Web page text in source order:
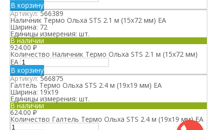
В корзину
Артикул:566389
Наличник Термо Ольха STS 2.1 м (15х72 мм) ЕА
Ширина: 72
Единицы измерения: шт.
В наличии
924.00₽
Количество Наличник Термо Ольха STS 2.1 м (15х72 мм)
ЕА
В корзину
Артикул:566875
Галтель Термо Ольха STS 2.4 м (19х19 мм) ЕА
Ширина: 19х19
Единицы измерения: шт.
В наличии
624.00₽
Количество Галтель Термо Ольха STS 2.4 м (19х19 мм) ЕА